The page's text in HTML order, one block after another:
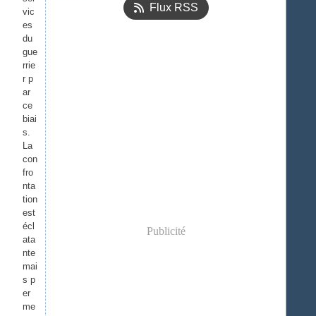
vic
es
du
gue
rrie
r p
ar
ce
biai
s.
La
con
fro
nta
tion
est
écl
ata
nte
mai
s p
er
me
Flux RSS
Publicité